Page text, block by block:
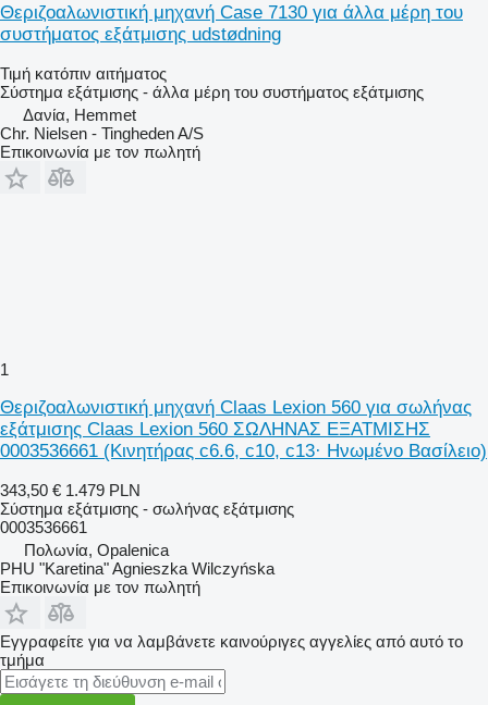
Θεριζοαλωνιστική μηχανή Case 7130 για άλλα μέρη του
συστήματος εξάτμισης udstødning
Τιμή κατόπιν αιτήματος
Σύστημα εξάτμισης - άλλα μέρη του συστήματος εξάτμισης
Δανία, Hemmet
Chr. Nielsen - Tingheden A/S
Επικοινωνία με τον πωλητή
1
Θεριζοαλωνιστική μηχανή Claas Lexion 560 για σωλήνας
εξάτμισης Claas Lexion 560 ΣΩΛΗΝΑΣ ΕΞΑΤΜΙΣΗΣ
0003536661 (Κινητήρας c6.6, c10, c13· Ηνωμένο Βασίλειο)
343,50 € 1.479 PLN
Σύστημα εξάτμισης - σωλήνας εξάτμισης
0003536661
Πολωνία, Opalenica
PHU "Karetina" Agnieszka Wilczyńska
Επικοινωνία με τον πωλητή
Εγγραφείτε για να λαμβάνετε καινούριγες αγγελίες από αυτό το
τμήμα